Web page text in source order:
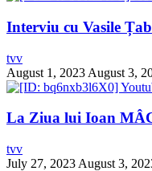
Interviu cu Vasile
tvv
August 1, 2023 August 3,
La Ziua lui Ioan
tvv
July 27, 2023 August 3,